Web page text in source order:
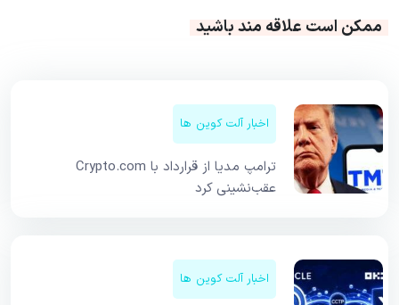
ممکن است علاقه مند باشید
اخبار آلت کوین ها
ترامپ مدیا از قرارداد با Crypto.com
عقب‌نشینی کرد
اخبار آلت کوین ها